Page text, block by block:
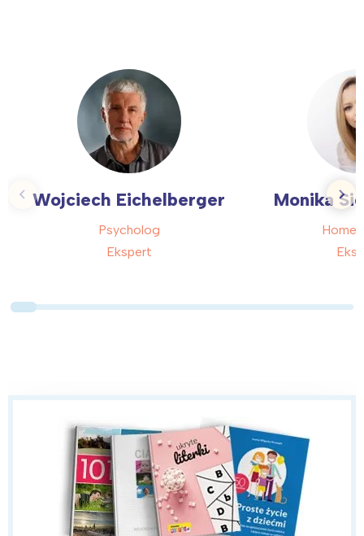
Wojciech Eichelberger
Psycholog
Ekspert
Monika